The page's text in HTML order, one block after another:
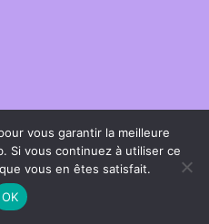
vous garantir la meilleure
Si vous continuez à utiliser ce
vous en êtes satisfait.
OK